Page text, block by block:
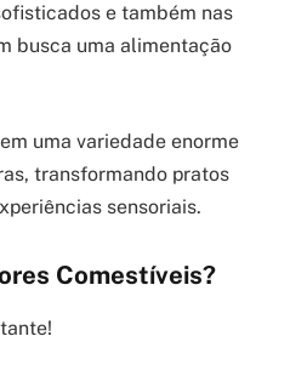
e também nas
busca uma alimentação
uma variedade enorme
transformando pratos
sensoriais.
Comestíveis?